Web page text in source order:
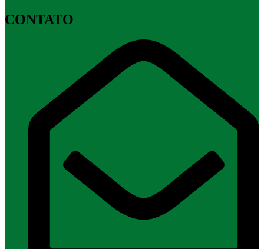
CONTATO